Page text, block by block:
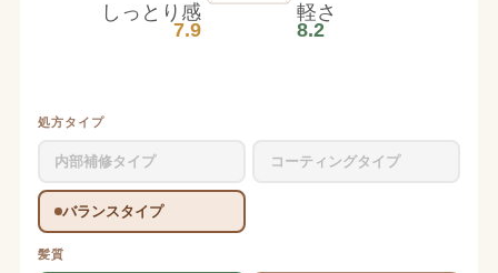
軽さ
8.2
しっとり感
7.9
処方タイプ
内部補修タイプ コーティングタイプ
バランスタイプ
髪質